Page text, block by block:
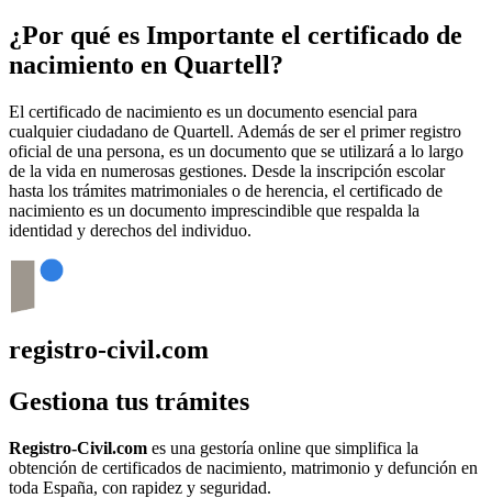
¿Por qué es Importante el certificado de
nacimiento en Quartell ?
El certificado de nacimiento es un documento esencial para
cualquier ciudadano de Quartell. Además de ser el primer registro
oficial de una persona, es un documento que se utilizará a lo largo
de la vida en numerosas gestiones. Desde la inscripción escolar
hasta los trámites matrimoniales o de herencia, el certificado de
nacimiento es un documento imprescindible que respalda la
identidad y derechos del individuo.
registro-civil.com
Gestiona tus trámites
Registro-Civil.com es una gestoría online que simplifica la
obtención de certificados de nacimiento, matrimonio y defunción en
toda España, con rapidez y seguridad.